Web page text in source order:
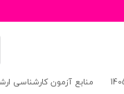
منابع آزمون کارشناسی